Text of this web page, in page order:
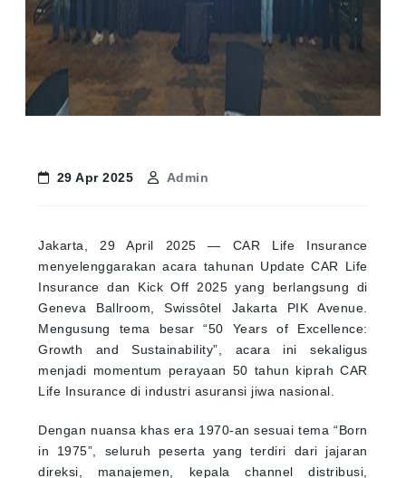
29 Apr 2025 Admin
Jakarta, 29 April 2025 — CAR Life Insurance
menyelenggarakan acara tahunan Update CAR Life
Insurance dan Kick Off 2025 yang berlangsung di
Geneva Ballroom, Swissôtel Jakarta PIK Avenue.
Mengusung tema besar “50 Years of Excellence:
Growth and Sustainability”, acara ini sekaligus
menjadi momentum perayaan 50 tahun kiprah CAR
Life Insurance di industri asuransi jiwa nasional.
Dengan nuansa khas era 1970-an sesuai tema “Born
in 1975”, seluruh peserta yang terdiri dari jajaran
direksi, manajemen, kepala channel distribusi,